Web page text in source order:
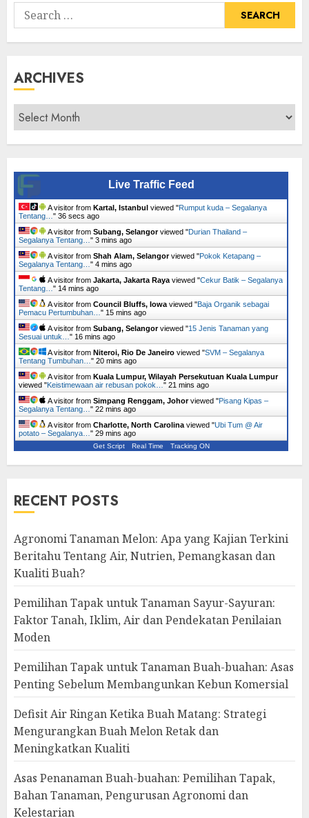
Search
for:
ARCHIVES
Archives
Live Traffic Feed
A visitor from Kartal, Istanbul viewed "Rumput kuda – Segalanya
Tentang… " 37 secs ago
A visitor from Subang, Selangorviewed "Durian Thailand –
Segalanya Tentang… " 3 mins ago
A visitor from Shah Alam, Selangorviewed "Pokok Ketapang –
Segalanya Tentang… " 4 mins ago
A visitor from Jakarta, Jakarta Raya viewed "Cekur Batik – Segalanya
Tentang… " 14 mins ago
A visitor from Council Bluffs, Iowa viewed "Baja Organik sebagai
Pemacu Pertumbuhan… " 15 mins ago
A visitor from Subang, Selangorviewed "15 Jenis Tanaman yang
Sesuai untuk… " 16 mins ago
A visitor from Niteroi, Rio De Janeiro viewed "SVM – Segalanya
Tentang Tumbuhan… " 20 mins ago
A visitor from Kuala Lumpur, Wilayah Persekutuan Kuala Lumpur
viewed "Keistimewaan air rebusan pokok… " 21 mins ago
A visitor from Simpang Renggam, Johorviewed "Pisang Kipas –
Segalanya Tentang… " 22 mins ago
A visitor from Charlotte, North Carolina viewed "Ubi Tum @ Air
potato – Segalanya… " 29 mins ago
Get Script Real Time Tracking ON
RECENT POSTS
Agronomi Tanaman Melon: Apa yang Kajian Terkini
Beritahu Tentang Air, Nutrien, Pemangkasan dan
Kualiti Buah?
Pemilihan Tapak untuk Tanaman Sayur-Sayuran:
Faktor Tanah, Iklim, Air dan Pendekatan Penilaian
Moden
Pemilihan Tapak untuk Tanaman Buah-buahan: Asas
Penting Sebelum Membangunkan Kebun Komersial
Defisit Air Ringan Ketika Buah Matang: Strategi
Mengurangkan Buah Melon Retak dan
Meningkatkan Kualiti
Asas Penanaman Buah-buahan: Pemilihan Tapak,
Bahan Tanaman, Pengurusan Agronomi dan
Kelestarian